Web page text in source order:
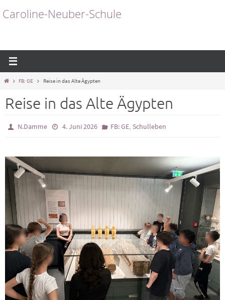
Inhalt
Caroline-Neuber-Schule
StartFB: GE Reise in das Alte Ägypten
Reise in das Alte Ägypten
N.Damme 4. Juni 2026 FB: GE, Schulleben